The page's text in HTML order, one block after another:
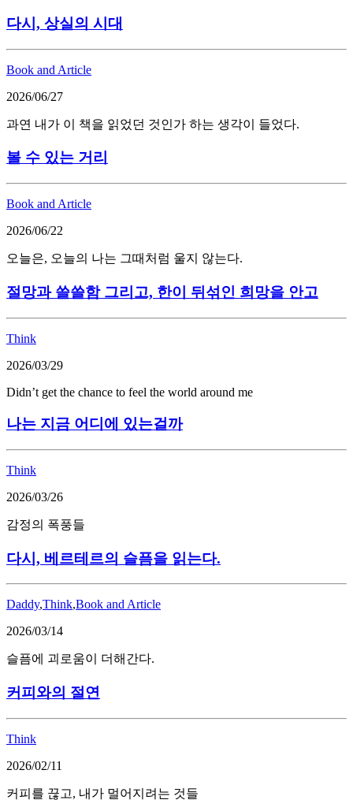
다시, 상실의 시대
Book and Article
2026/06/27
과연 내가 이 책을 읽었던 것인가 하는 생각이 들었다.
볼 수 있는 거리
Book and Article
2026/06/22
오늘은, 오늘의 나는 그때처럼 울지 않는다.
절망과 쓸쓸함 그리고, 한이 뒤섞인 희망을 안고
Think
2026/03/29
Didn’t get the chance to feel the world around me
나는 지금 어디에 있는걸까
Think
2026/03/26
감정의 폭풍들
다시, 베르테르의 슬픔을 읽는다.
Daddy,Think,Book and Article
2026/03/14
슬픔에 괴로움이 더해간다.
커피와의 절연
Think
2026/02/11
커피를 끊고, 내가 멀어지려는 것들